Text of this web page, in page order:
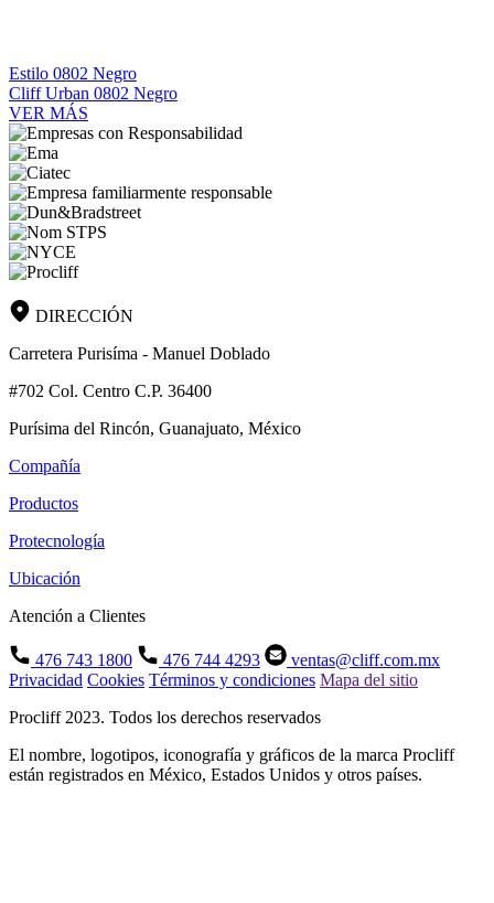
Estilo 0802 Negro
Cliff Urban 0802 Negro
VER MÁS
DIRECCIÓN
Carretera Purisíma - Manuel Doblado
#702 Col. Centro C.P. 36400
Purísima del Rincón, Guanajuato, México
Compañía
Productos
Protecnología
Ubicación
Atención a Clientes
476 743 1800 476 744 4293
ventas@cliff.com.mx
Privacidad Cookies Términos y condiciones Mapa del sitio
Procliff 2023. Todos los derechos reservados
El nombre, logotipos, iconografía y gráficos de la marca Procliff
están registrados en México, Estados Unidos y otros países.